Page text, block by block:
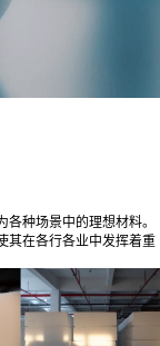
种场景中的理想材料。
其在各行各业中发挥着重